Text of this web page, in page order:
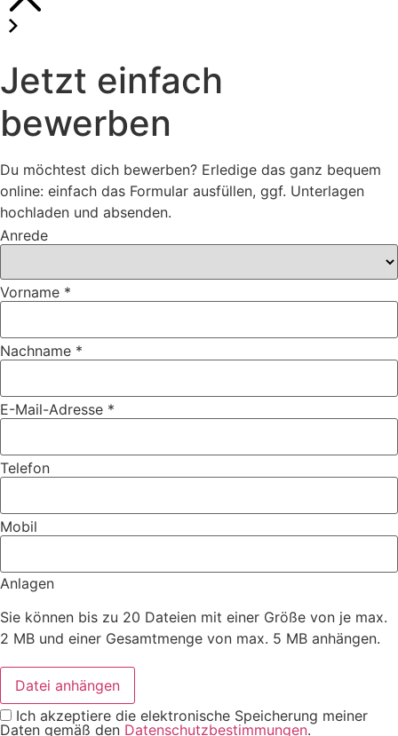
Jetzt einfach
bewerben
Du möchtest dich bewerben? Erledige das ganz bequem
online: einfach das Formular ausfüllen, ggf. Unterlagen
hochladen und absenden.
Anrede
Vorname *
Nachname *
E-Mail-Adresse *
Telefon
Mobil
Anlagen
Sie können bis zu 20 Dateien mit einer Größe von je max.
2 MB und einer Gesamtmenge von max. 5 MB anhängen.
Datei anhängen
Ich akzeptiere die elektronische Speicherung meiner
Daten gemäß den Datenschutzbestimmungen.